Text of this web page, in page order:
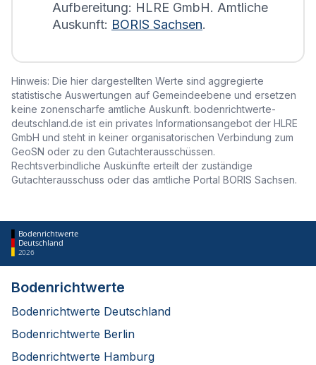
Aufbereitung: HLRE GmbH. Amtliche
Auskunft: BORIS Sachsen.
Hinweis: Die hier dargestellten Werte sind aggregierte
statistische Auswertungen auf Gemeindeebene und ersetzen
keine zonenscharfe amtliche Auskunft. bodenrichtwerte-
deutschland.de ist ein privates Informationsangebot der HLRE
GmbH und steht in keiner organisatorischen Verbindung zum
GeoSN oder zu den Gutachterausschüssen.
Rechtsverbindliche Auskünfte erteilt der zuständige
Gutachterausschuss oder das amtliche Portal BORIS Sachsen.
Bodenrichtwerte
Deutschland
2026
Bodenrichtwerte
Bodenrichtwerte Deutschland
Bodenrichtwerte Berlin
Bodenrichtwerte Hamburg